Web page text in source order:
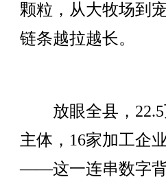
颗粒，从大牧场到
链条越拉越长。
放眼全县，22.5
主体，16家加工企
——这一连串数字